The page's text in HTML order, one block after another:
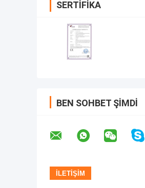
SERTIFIKA
BEN SOHBET ŞIMDI